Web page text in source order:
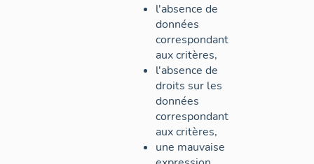
l'absence de
données
correspondant
aux critères,
l'absence de
droits sur les
données
correspondant
aux critères,
une mauvaise